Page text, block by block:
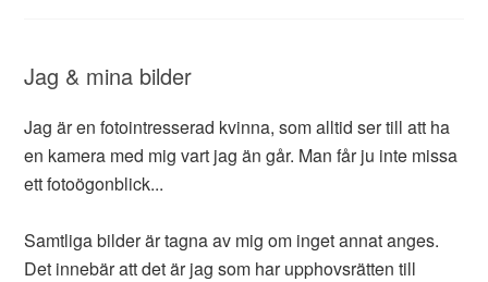
Jag & mina bilder
Jag är en fotointresserad kvinna, som alltid ser till att ha
en kamera med mig vart jag än går. Man får ju inte missa
ett fotoögonblick...
Samtliga bilder är tagna av mig om inget annat anges.
Det innebär att det är jag som har upphovsrätten till